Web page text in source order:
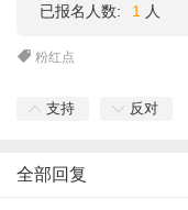
已报名人数:
1 人
粉红点
支持 反对
全部回复